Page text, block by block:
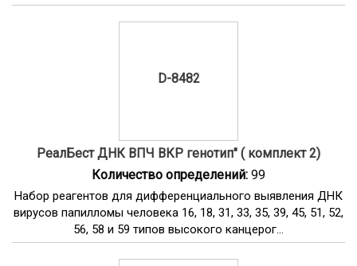
D-8482
РеалБест ДНК ВПЧ ВКР генотип" ( комплект 2)
Количество определений: 99
Набор реагентов для дифференциального выявления ДНК
вирусов папилломы человека 16, 18, 31, 33, 35, 39, 45, 51, 52,
56, 58 и 59 типов высокого канцерог...